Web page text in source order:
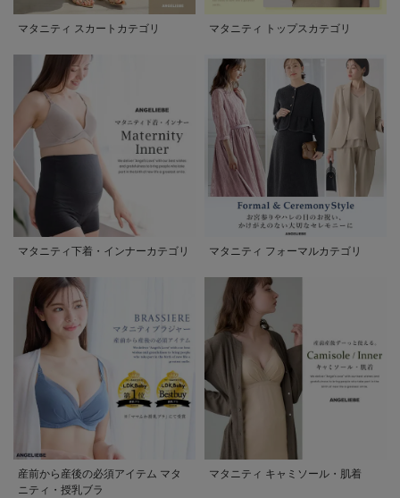
マタニティ スカートカテゴリ マタニティ トップスカテゴリ
マタニティ下着・インナーカテゴリ マタニティ フォーマルカテゴリ
産前から産後の必須アイテム マタ
ニティ・授乳ブラ
マタニティ キャミソール・肌着